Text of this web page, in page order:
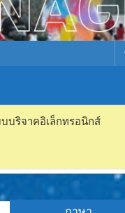
บบริจาคอิเล็กทรอนิกส์